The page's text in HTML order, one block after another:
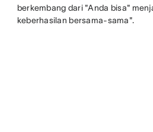
berkembang dari "Anda bisa"
keberhasilan bersama-sama".